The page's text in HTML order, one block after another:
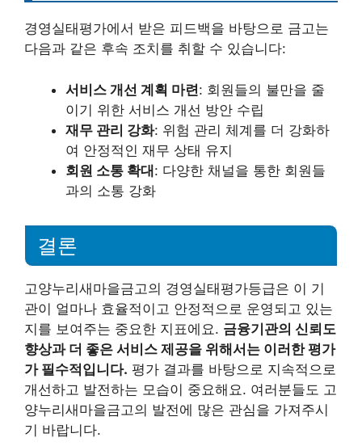
경영실태평가에서 받은 피드백을 바탕으로 금고는
다음과 같은 후속 조치를 취할 수 있습니다:
서비스 개선 계획 마련: 회원들의 불만을 줄
이기 위한 서비스 개선 방안 수립
재무 관리 강화: 위험 관리 체계를 더 강화하
여 안정적인 재무 상태 유지
회원 소통 확대: 다양한 채널을 통한 회원들
과의 소통 강화
결론
고양누리새마을금고의 경영실태평가등급은 이 기
관이 얼마나 효율적이고 안정적으로 운영되고 있는
지를 보여주는 중요한 지표에요. 금융기관의 신뢰도
향상과 더 좋은 서비스 제공을 위해서는 이러한 평가
가 필수적입니다. 평가 결과를 바탕으로 지속적으로
개선하고 발전하는 모습이 중요해요. 여러분들도 고
양누리새마을금고의 발전에 많은 관심을 가져주시
기 바랍니다.